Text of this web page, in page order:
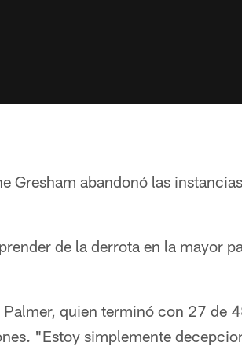
Gresham abandonó las
de la derrota en la mayor
quien terminó con 27 de
"Estoy simplemente